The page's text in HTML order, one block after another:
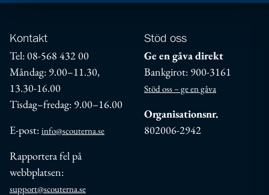
Kontakt
Tel: 08-568 432 00
Måndag: 9.00–11.30,
13.30-16.00
Tisdag–fredag: 9.00–16.00
E-post: info@scouterna.se
Rapportera fel på
webbplatsen:
support@scouterna.se
Stöd oss
Ge en gåva direkt
Bankgirot: 900-3161
Stöd oss – ge en gåva
Organisationsnr.
802006-2942